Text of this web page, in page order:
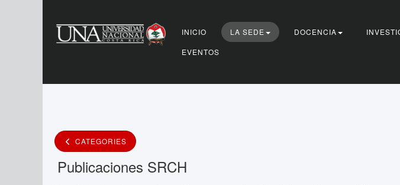
INICIO LA SEDE DOCENCIA
EVENTOS
CATEGORIES
Publicaciones SRCH